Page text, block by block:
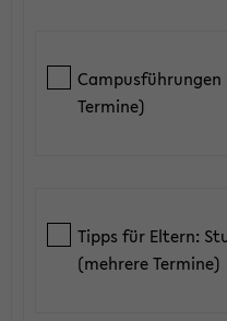
Termine)
Tipps für Eltern:
(mehrere Termine)